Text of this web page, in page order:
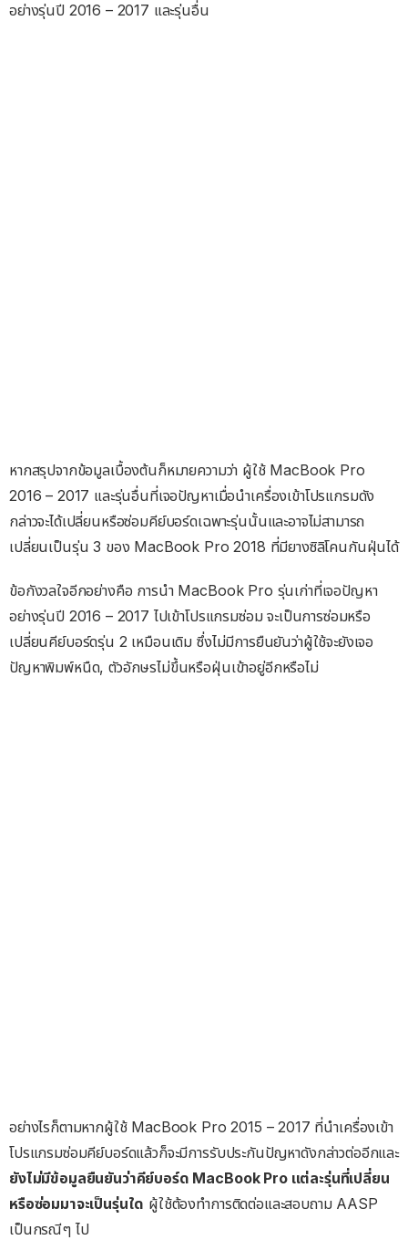
อย่างรุ่นปี 2016 – 2017 และรุ่นอื่น
หากสรุปจากข้อมูลเบื้องต้นก็หมายความว่า ผู้ใช้ MacBook Pro
2016 – 2017 และรุ่นอื่นที่เจอปัญหาเมื่อนำเครื่องเข้าโปรแกรมดัง
กล่าวจะได้เปลี่ยนหรือซ่อมคีย์บอร์ดเฉพาะรุ่นนั้นและอาจไม่สามารถ
เปลี่ยนเป็นรุ่น 3 ของ MacBook Pro 2018 ที่มียางซิลิโคนกันฝุ่นได้
ข้อกังวลใจอีกอย่างคือ การนำ MacBook Pro รุ่นเก่าที่เจอปัญหา
อย่างรุ่นปี 2016 – 2017 ไปเข้าโปรแกรมซ่อม จะเป็นการซ่อมหรือ
เปลี่ยนคีย์บอร์ดรุ่น 2 เหมือนเดิม ซึ่งไม่มีการยืนยันว่าผู้ใช้จะยังเจอ
ปัญหาพิมพ์หนืด, ตัวอักษรไม่ขึ้นหรือฝุ่นเข้าอยู่อีกหรือไม่
อย่างไรก็ตามหากผู้ใช้ MacBook Pro 2015 – 2017 ที่นำเครื่องเข้า
โปรแกรมซ่อมคีย์บอร์ดแล้วก็จะมีการรับประกันปัญหาดังกล่าวต่ออีกและ
ยังไม่มีข้อมูลยืนยันว่าคีย์บอร์ด MacBook Pro แต่ละรุ่นที่เปลี่ยน
หรือซ่อมมาจะเป็นรุ่นใด ผู้ใช้ต้องทำการติดต่อและสอบถาม AASP
เป็นกรณีๆ ไป